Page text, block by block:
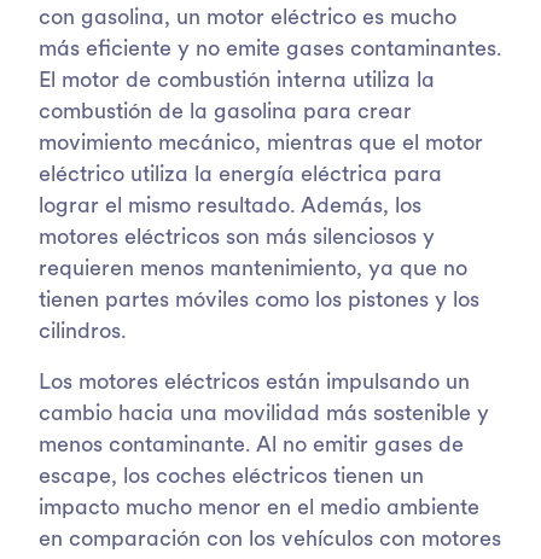
con gasolina, un motor eléctrico es mucho
más eficiente y no emite gases contaminantes.
El motor de combustión interna utiliza la
combustión de la gasolina para crear
movimiento mecánico, mientras que el motor
eléctrico utiliza la energía eléctrica para
lograr el mismo resultado. Además, los
motores eléctricos son más silenciosos y
requieren menos mantenimiento, ya que no
tienen partes móviles como los pistones y los
cilindros.
Los motores eléctricos están impulsando un
cambio hacia una movilidad más sostenible y
menos contaminante. Al no emitir gases de
escape, los coches eléctricos tienen un
impacto mucho menor en el medio ambiente
en comparación con los vehículos con motores